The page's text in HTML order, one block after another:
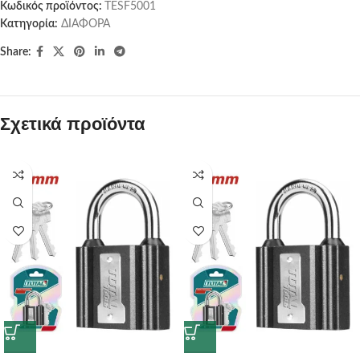
Κωδικός προϊόντος:
TESF5001
Κατηγορία: ΔΙΑΦΟΡΑ
Share:
Σχετικά προϊόντα